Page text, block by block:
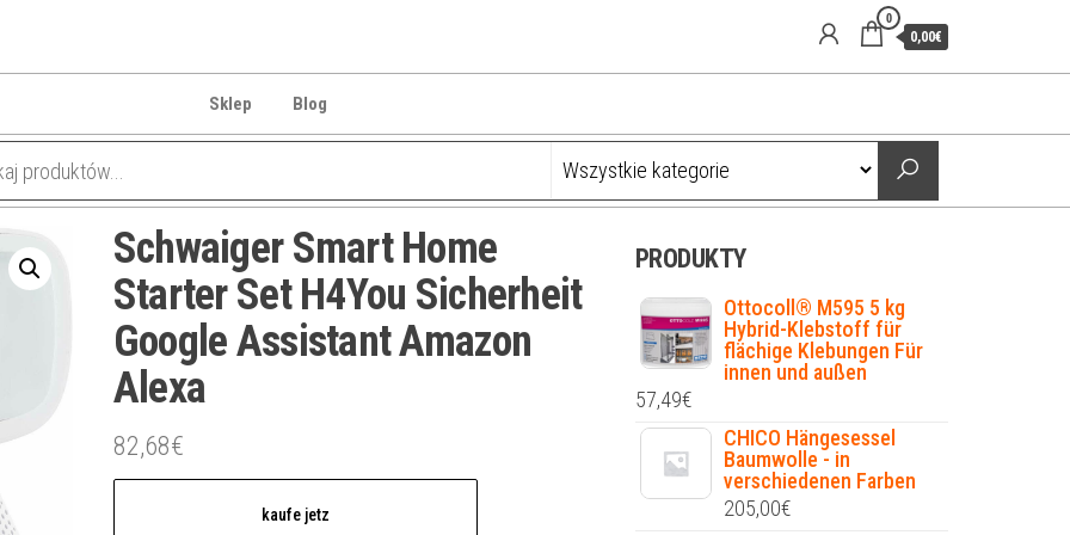
0
0,00€
Sklep Blog
Schwaiger Smart Home
Starter Set H4You Sicherheit
Google Assistant Amazon
Alexa
82,68€
kaufe jetz
PRODUKTY
Ottocoll® M595 5 kg
Hybrid-Klebstoff für
flächige Klebungen Für
innen und außen
57,49€
CHICO Hängesessel
Baumwolle - in
verschiedenen Farben
205,00€